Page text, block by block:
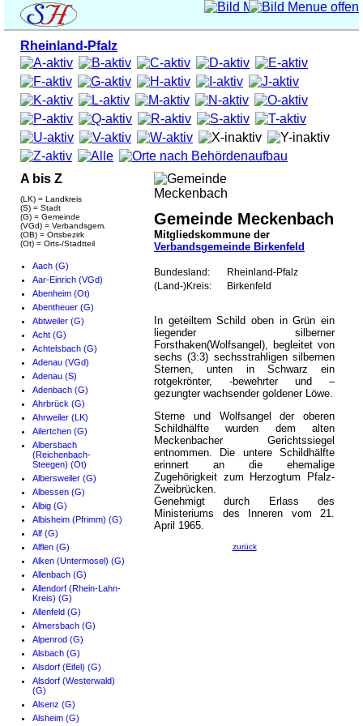
Rheinland-Pfalz
A bis Z
(LK) = Landkreis
(S) = Stadt
(G) = Gemeinde
(VGd) = Verbandsgem.
(OB) = Ortsbezirk
(Ot) = Orts-/Stadtteil
Aach (G)
Aar-Einrich (VGd)
Abenheim (Ot)
Abentheuer (G)
Abtweiler (G)
Acht (G)
Achtelsbach (G)
Adenau (VGd)
Adenau (S)
Adenbach (G)
Ahrbrück (G)
Ahrweiler (LK)
Ailertchen (G)
Albersbach
(Reichenbach-
Steegen) (Ot)
Albersweiler (G)
Albessen (G)
Albig (G)
Albisheim (Pfrimm) (G)
Alf (G)
Alflen (G)
Alken (Untermosel) (G)
Allenbach (G)
Allendorf (Rhein-Lahn-
Kreis) (G)
Allenfeld (G)
Almersbach (G)
Alpenrod (G)
Alsbach (G)
Alsdorf (Eifel) (G)
Alsdorf (Westerwald)
(G)
Alsenz (G)
Alsheim (G)
Gemeinde Meckenbach
Mitgliedskommune der
Verbandsgemeinde Birkenfeld
Bundesland:
Rheinland-Pfalz
(Land-)Kreis:
Birkenfeld
In geteiltem Schild oben in Grün ein
liegender silberner
Forsthaken(Wolfsangel), begleitet von
sechs (3:3) sechsstrahligen silbernen
Sternen, unten in Schwarz ein
rotgekrönter, -bewehrter und –
gezungter wachsender goldener Löwe.
Sterne und Wolfsangel der oberen
Schildhälfte wurden dem alten
Meckenbacher Gerichtssiegel
entnommen. Die untere Schildhälfte
erinnert an die ehemalige
Zugehörigkeit zum Herzogtum Pfalz-
Zweibrücken.
Genehmigt durch Erlass des
Ministeriums des Inneren vom 21.
April 1965.
zurück